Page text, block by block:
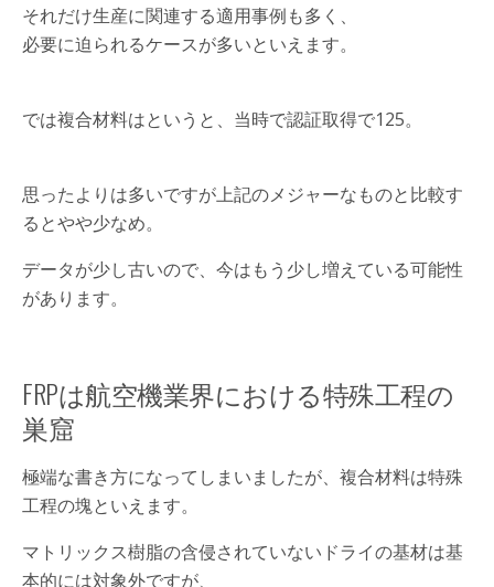
それだけ生産に関連する適用事例も多く、
必要に迫られるケースが多いといえます。
では複合材料はというと、当時で認証取得で125。
思ったよりは多いですが上記のメジャーなものと比較す
るとやや少なめ。
データが少し古いので、今はもう少し増えている可能性
があります。
FRPは航空機業界における特殊工程の
巣窟
極端な書き方になってしまいましたが、複合材料は特殊
工程の塊といえます。
マトリックス樹脂の含侵されていないドライの基材は基
本的には対象外ですが、